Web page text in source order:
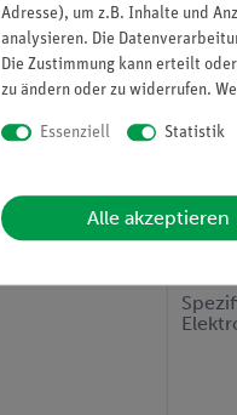
€
€
Adresse), um z.B. Inhalte und
analysieren. Die
Die Zustimmung kann erteilt
zu ändern oder zu widerrufen.
Essenziell Statistik
Alle akzeptieren